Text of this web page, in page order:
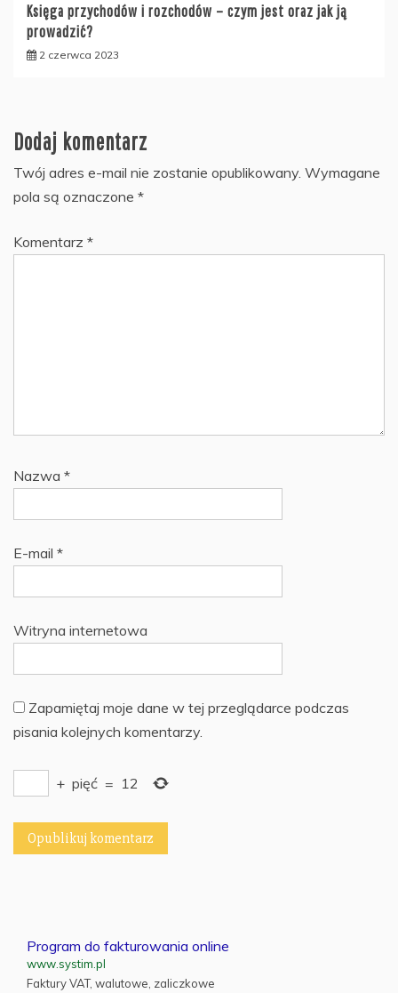
Księga przychodów i rozchodów – czym jest oraz jak ją
prowadzić?
2 czerwca 2023
Dodaj komentarz
Twój adres e-mail nie zostanie opublikowany. Wymagane
pola są oznaczone *
Komentarz *
Nazwa *
E-mail *
Witryna internetowa
Zapamiętaj moje dane w tej przeglądarce podczas
pisania kolejnych komentarzy.
+ pięć = 12
Program do fakturowania online
www.systim.pl
Faktury VAT, walutowe, zaliczkowe